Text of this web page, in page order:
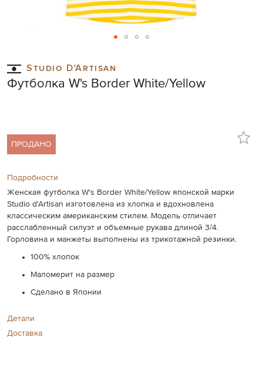
to
the
beginning
gallery
Studio D'Artisan
Футболка W's Border White/Yellow
ПРОДАНО
Подробности
Женская футболка W's Border White/Yellow японской марки
Studio d'Artisan изготовлена из хлопка и вдохновлена
классическим американским стилем. Модель отличает
расслабленный силуэт и объемные рукава длиной 3/4.
Горловина и манжеты выполнены из трикотажной резинки.
100% хлопок
Маломерит на размер
Сделано в Японии
Детали
Доставка